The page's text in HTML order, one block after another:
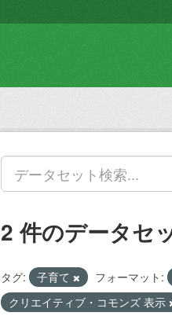
2 件のデータセ
タグ: 子育て フォーマット:
クリエイティブ・コモンズ 表示